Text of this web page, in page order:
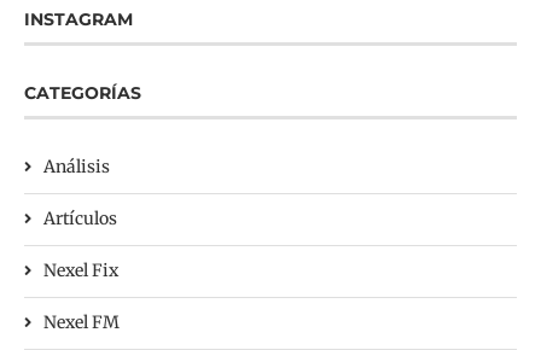
INSTAGRAM
CATEGORÍAS
Análisis
Artículos
Nexel Fix
Nexel FM